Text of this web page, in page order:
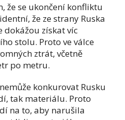
že se ukončení konfliktu
že ze strany Ruska
dokážou získat víc
stolu. Proto ve válce
ztrát, včetně
po metru.
konkurovat Rusku
tak materiálu. Proto
na to, aby narušila